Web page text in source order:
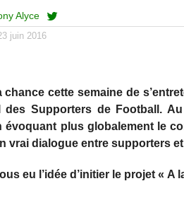
Alyce
juin 2016
chance cette semaine de
des Supporters de Football.
évoquant plus globalement le
vrai dialogue entre supporters
eu l’idée d’initier le projet «